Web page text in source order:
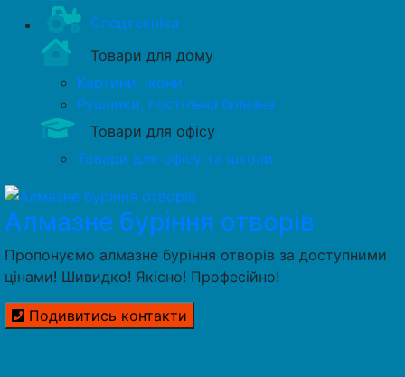
Спецтехніка
Товари для дому
Картини, ікони
Рушники, постільна білизна
Товари для офісу
Товари для офісу та школи
Алмазне буріння отворів
Пропонуємо алмазне буріння отворів за доступними
цінами! Шивидко! Якісно! Професійно!
Подивитись контакти